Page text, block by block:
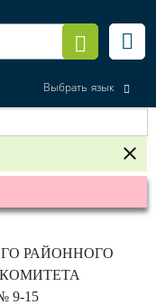
Выбрать язык
РАЙОННОГО
9-15